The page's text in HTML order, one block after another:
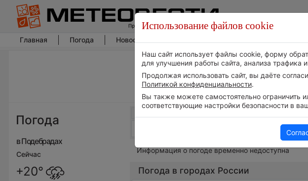
Главная Погода Новости погоды
Погода
в Подебрадах
Сейчас
+20°
Информация о погоде временно недоступна
Погода в городах России
Использование файлов cookie
Наш сайт использует файлы cookie, форму
для улучшения работы сайта, анализа трафика
Продолжая использовать сайт, вы даёте
Политикой конфиденциальности.
Вы также можете самостоятельно ограничить
соответствующие настройки безопасности в